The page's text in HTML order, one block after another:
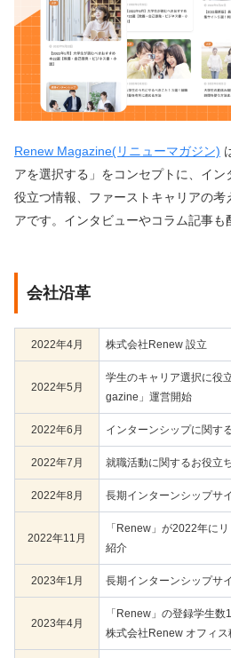
Renew Magazine(リニューマガジン)
アを選択する」をコンセプトに、イン
役立つ情報、ファーストキャリアの考
アです。インタビューやコラム記事も
会社沿革
2022年4月 株式会社Renew 設立
2022年5月
学生のキャリア選択に役
gazine」運営開始
2022年6月 インターンシップに関す
2022年7月 就職活動に関するお役立
2022年8月 長期インターンシップサ
2022年11月
「Renew」が2022年に
紹介
2023年1月 長期インターンシップサ
2023年4月
「Renew」の登録学生数
株式会社Renew オフィス